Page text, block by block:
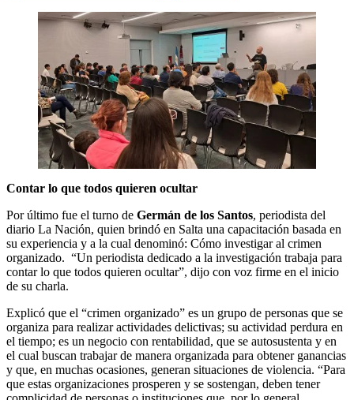
Contar lo que todos quieren ocultar
Por último fue el turno de Germán de los Santos, periodista del
diario La Nación, quien brindó en Salta una capacitación basada en
su experiencia y a la cual denominó: Cómo investigar al crimen
organizado. “Un periodista dedicado a la investigación trabaja para
contar lo que todos quieren ocultar”, dijo con voz firme en el inicio
de su charla.
Explicó que el “crimen organizado” es un grupo de personas que se
organiza para realizar actividades delictivas; su actividad perdura en
el tiempo; es un negocio con rentabilidad, que se autosustenta y en
el cual buscan trabajar de manera organizada para obtener ganancias
y que, en muchas ocasiones, generan situaciones de violencia. “Para
que estas organizaciones prosperen y se sostengan, deben tener